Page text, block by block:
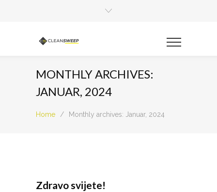
MONTHLY ARCHIVES:
JANUAR, 2024
Home / Monthly archives: Januar, 2024
Zdravo svijete!